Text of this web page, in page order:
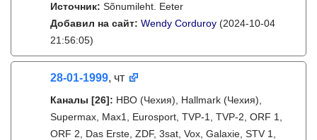
Источник: Sõnumileht. Eeter
Добавил на сайт: Wendy Corduroy (2024-10-04
21:56:05)
28-01-1999, чт
Каналы [26]: HBO (Чехия), Hallmark (Чехия),
Supermax, Max1, Eurosport, TVP-1, TVP-2, ORF 1,
ORF 2, Das Erste, ZDF, 3sat, Vox, Galaxie, STV 1,